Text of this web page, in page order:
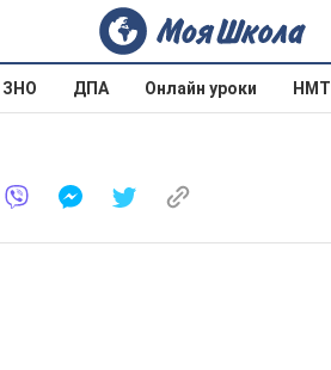
ЗНО ДПА Онлайн уроки НМТ